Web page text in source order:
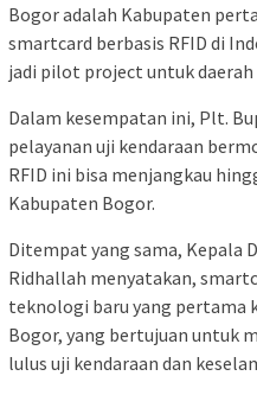
Bogor adalah Kabupaten
smartcard berbasis RFID di
jadi pilot project untuk daerah
Dalam kesempatan ini, Plt.
pelayanan uji kendaraan
RFID ini bisa menjangkau
Kabupaten Bogor.
Ditempat yang sama, Kepala
Ridhallah menyatakan,
teknologi baru yang pertama
Bogor, yang bertujuan untuk
lulus uji kendaraan dan